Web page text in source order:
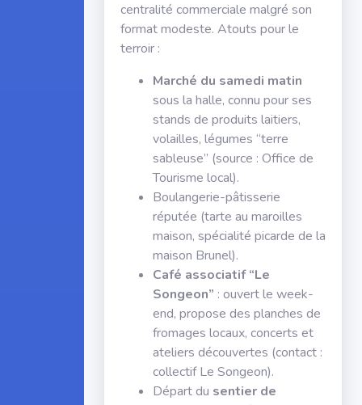
centralité commerciale malgré son
format modeste. Atouts pour le
terroir :
Marché du samedi matin
sous la halle, connu pour ses
stands de produits laitiers,
volailles, légumes “terre
sableuse” (source : Office de
Tourisme local).
Boulangerie-pâtisserie
réputée (tarte au maroilles
maison, spécialité picarde de la
maison Brunel).
Café associatif “Le
Songeon” : ouvert le week-
end, propose des planches de
fromages locaux, concerts et
ateliers découvertes (contact :
collectif Le Songeon).
Départ du sentier de